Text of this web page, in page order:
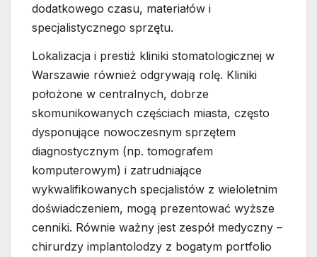
dodatkowego czasu, materiałów i
specjalistycznego sprzętu.
Lokalizacja i prestiż kliniki stomatologicznej w
Warszawie również odgrywają rolę. Kliniki
położone w centralnych, dobrze
skomunikowanych częściach miasta, często
dysponujące nowoczesnym sprzętem
diagnostycznym (np. tomografem
komputerowym) i zatrudniające
wykwalifikowanych specjalistów z wieloletnim
doświadczeniem, mogą prezentować wyższe
cenniki. Równie ważny jest zespół medyczny –
chirurdzy implantolodzy z bogatym portfolio